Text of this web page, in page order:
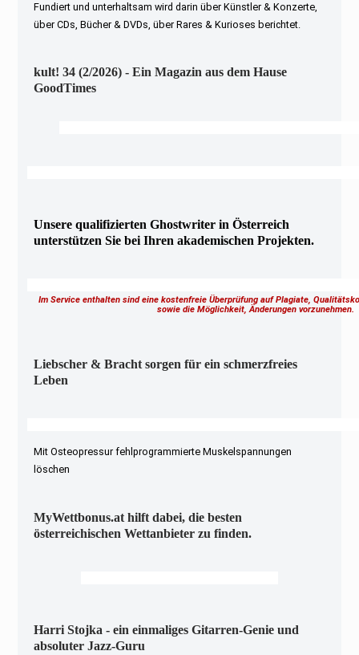
Fundiert und unterhaltsam wird darin über Künstler & Konzerte,
über CDs, Bücher & DVDs, über Rares & Kurioses berichtet.
kult! 34 (2/2026) - Ein Magazin aus dem Hause
GoodTimes
Unsere qualifizierten Ghostwriter in Österreich
unterstützen Sie bei Ihren akademischen Projekten.
Im Service enthalten sind eine kostenfreie Überprüfung auf Plagiate,
sowie die Möglichkeit, Änderungen vorzunehmen.
Liebscher & Bracht sorgen für ein schmerzfreies
Leben
Mit Osteopressur fehlprogrammierte Muskelspannungen
löschen
MyWettbonus.at hilft dabei, die besten
österreichischen Wettanbieter zu finden.
Harri Stojka - ein einmaliges Gitarren-Genie und
absoluter Jazz-Guru